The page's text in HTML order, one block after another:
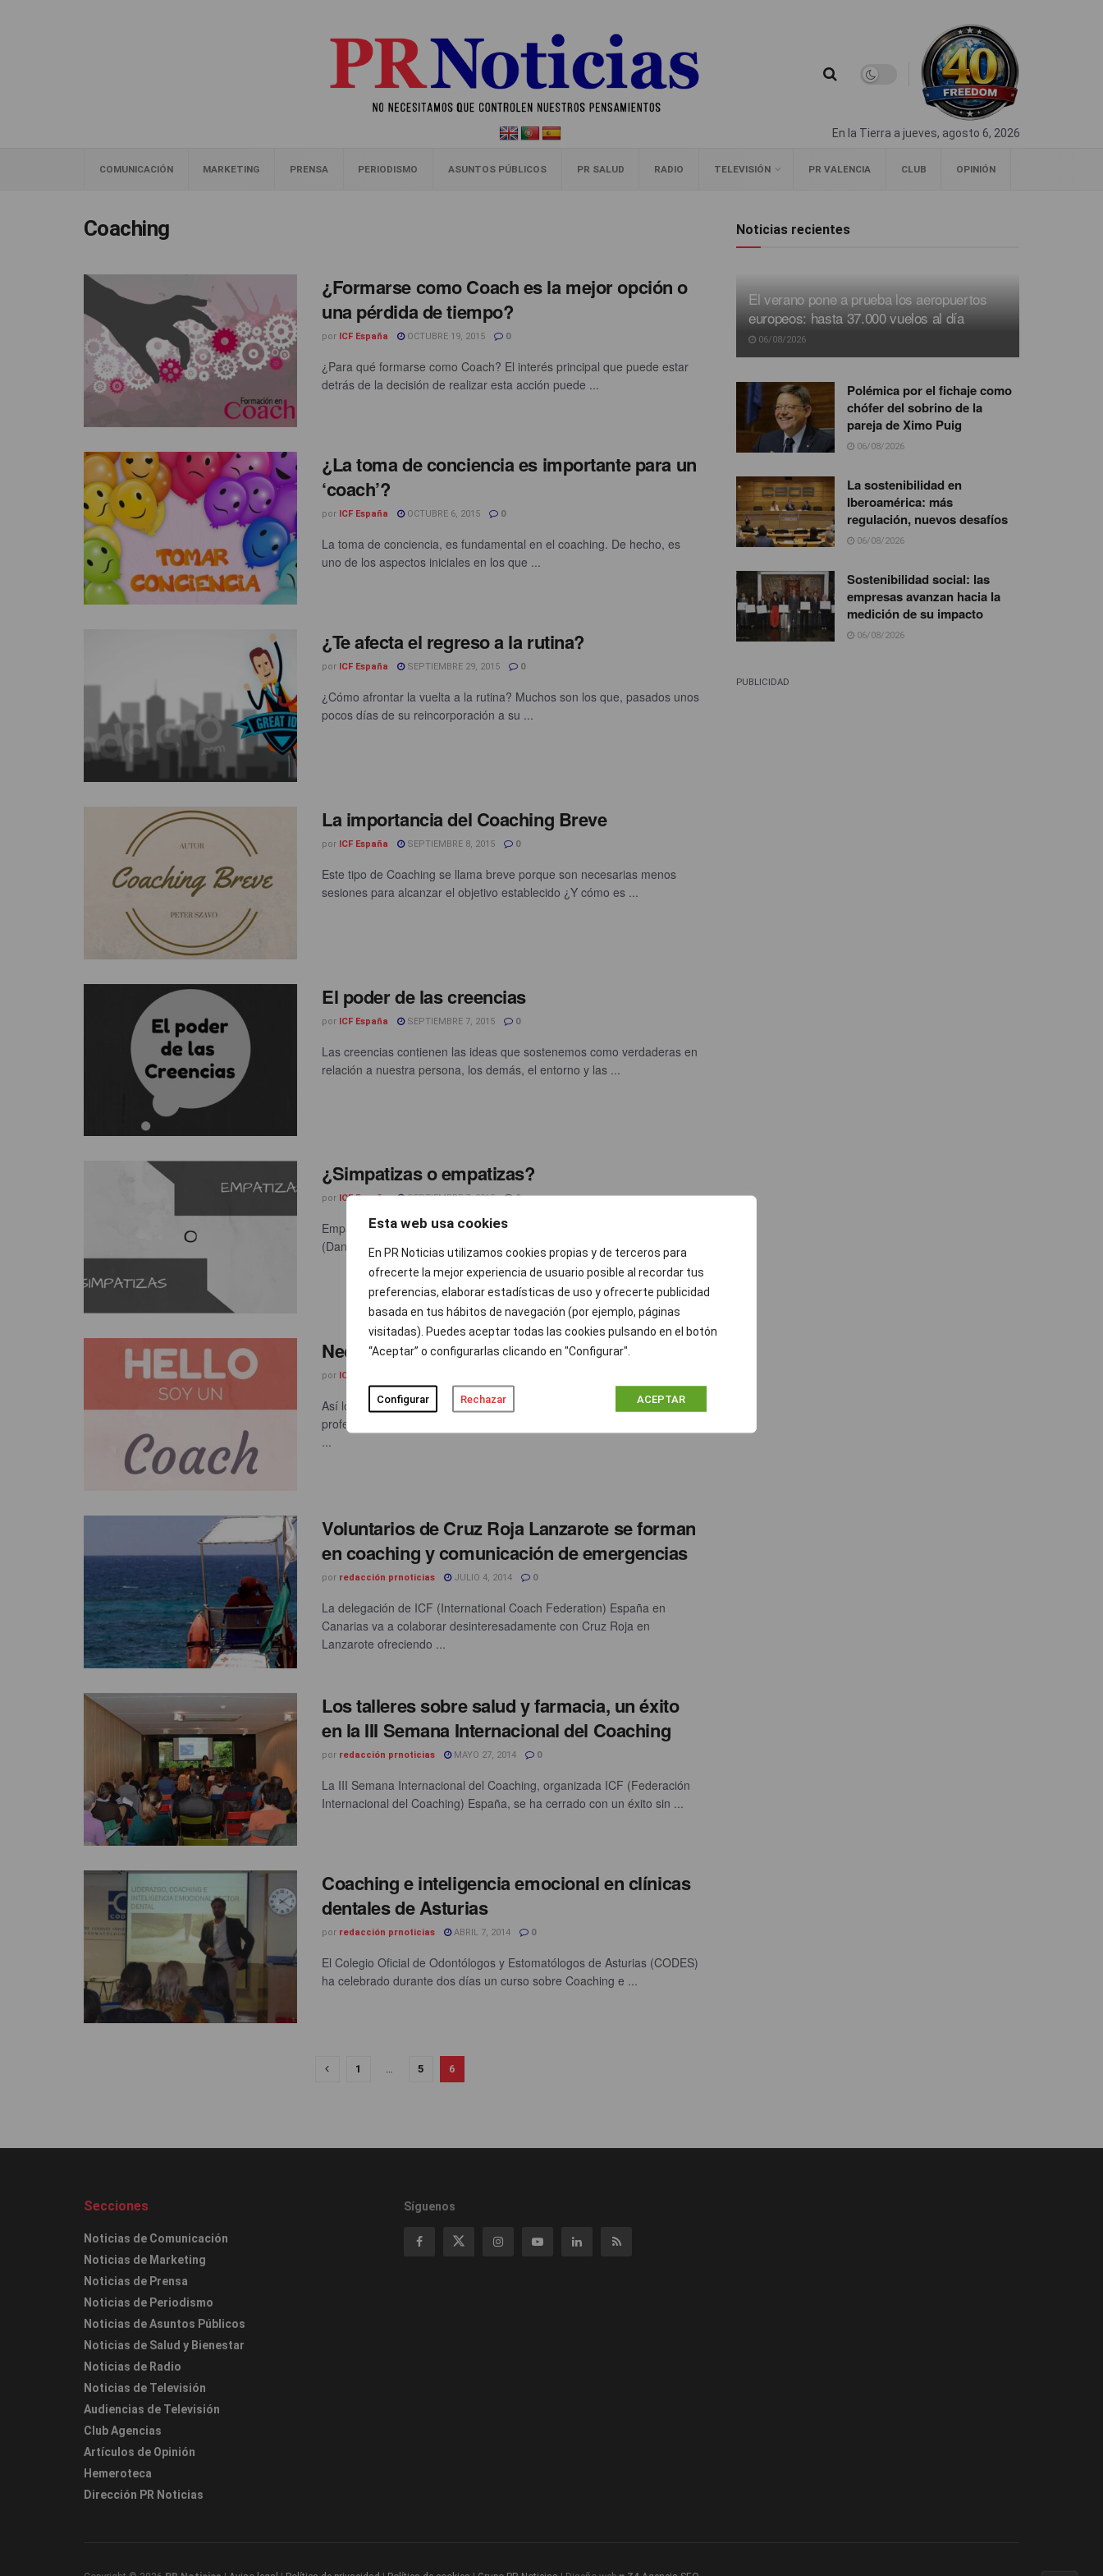
Esta web usa cookies
En PR Noticias utilizamos cookies propias y de terceros para
ofrecerte la mejor experiencia de usuario posible al recordar tus
preferencias, elaborar estadísticas de uso y ofrecerte publicidad
basada en tus hábitos de navegación (por ejemplo, páginas
visitadas). Puedes aceptar todas las cookies pulsando en el botón
“Aceptar” o configurarlas clicando en "Configurar".
Configurar Rechazar ACEPTAR
En la Tierra a jueves, agosto 6, 2026
COMUNICACIÓN MARKETING PRENSA PERIODISMO ASUNTOS PÚBLICOS PR SALUD RADIO TELEVISIÓN PR VALENCIA CLUB OPINIÓN
Coaching
¿Formarse como Coach es la mejor opción o
una pérdida de tiempo?
por ICF España OCTUBRE 19, 2015 0
¿Para qué formarse como Coach? El interés principal que puede estar
detrás de la decisión de realizar esta acción puede ...
¿La toma de conciencia es importante para un
‘coach’?
por ICF España OCTUBRE 6, 2015 0
La toma de conciencia, es fundamental en el coaching. De hecho, es
uno de los aspectos iniciales en los que ...
¿Te afecta el regreso a la rutina?
por ICF España SEPTIEMBRE 29, 2015 0
¿Cómo afrontar la vuelta a la rutina? Muchos son los que, pasados unos
pocos días de su reincorporación a su ...
La importancia del Coaching Breve
por ICF España SEPTIEMBRE 8, 2015 0
Este tipo de Coaching se llama breve porque son necesarias menos
sesiones para alcanzar el objetivo establecido ¿Y cómo es ...
El poder de las creencias
por ICF España SEPTIEMBRE 7, 2015 0
Las creencias contienen las ideas que sostenemos como verdaderas en
relación a nuestra persona, los demás, el entorno y las ...
¿Simpatizas o empatizas?
por ICF España SEPTIEMBRE 7, 2015 0
Empatizar es la capacidad de sintonizar emocionalmente con los demás
(Daniel Goleman -experto en IE). O como diría Carl Jung ...
Necesito un coach… ¿Que puedo hacer?
por ICF España
Así lo definen desde la International Coach Federation: 'el coaching
profesional consiste en una relación profesional continuada que ayuda a
...
Voluntarios de Cruz Roja Lanzarote se forman
en coaching y comunicación de emergencias
por redacción prnoticias JULIO 4, 2014 0
La delegación de ICF (International Coach Federation) España en
Canarias va a colaborar desinteresadamente con Cruz Roja en
Lanzarote ofreciendo ...
Los talleres sobre salud y farmacia, un éxito
en la III Semana Internacional del Coaching
por redacción prnoticias MAYO 27, 2014 0
La III Semana Internacional del Coaching, organizada ICF (Federación
Internacional del Coaching) España, se ha cerrado con un éxito sin ...
Coaching e inteligencia emocional en clínicas
dentales de Asturias
por redacción prnoticias ABRIL 7, 2014 0
El Colegio Oficial de Odontólogos y Estomatólogos de Asturias (CODES)
ha celebrado durante dos días un curso sobre Coaching e ...
1 5 6
Noticias recientes
El verano pone a prueba los aeropuertos
europeos: hasta 37.000 vuelos al día
06/08/2026
Polémica por el fichaje como
chófer del sobrino de la
pareja de Ximo Puig
06/08/2026
La sostenibilidad en
Iberoamérica: más
regulación, nuevos desafíos
06/08/2026
Sostenibilidad social: las
empresas avanzan hacia la
medición de su impacto
06/08/2026
PUBLICIDAD
Secciones
Noticias de Comunicación
Noticias de Marketing
Noticias de Prensa
Noticias de Periodismo
Noticias de Asuntos Públicos
Noticias de Salud y Bienestar
Noticias de Radio
Noticias de Televisión
Audiencias de Televisión
Club Agencias
Artículos de Opinión
Hemeroteca
Dirección PR Noticias
Síguenos